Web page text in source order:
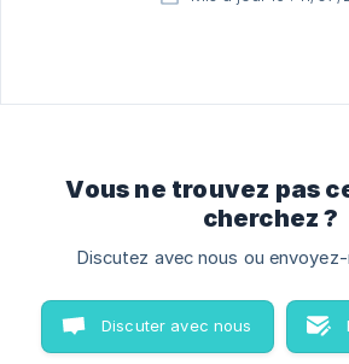
Vous ne trouvez pas
cherchez ?
Discutez avec nous ou
Discuter avec nous